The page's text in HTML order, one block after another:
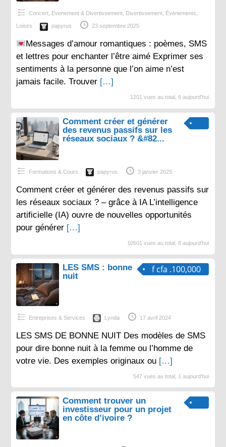
Concert, Evenement & Divertissement, Divertissement, Événements,
Loisirs papyrus 23 septembre 2025
Messages d’amour romantiques : poèmes, SMS
et lettres pour enchanter l’être aimé Exprimer ses
sentiments à la personne que l’on aime n’est
jamais facile. Trouver […]
1201 vues au total, 6 aujourd'hui
Comment créer et générer
des revenus passifs sur les
réseaux sociaux ? &#82...
Formations & Cours papyrus 3 janvier 2025
Comment créer et générer des revenus passifs sur
les réseaux sociaux ? – grâce à IA L’intelligence
artificielle (IA) ouvre de nouvelles opportunités
pour générer […]
10501 vues au total, 8 aujourd'hui
f cfa .100,000
LES SMS : bonne
nuit
Entreprises & Services Lynda 17 avril 2024
LES SMS DE BONNE NUIT Des modèles de SMS
pour dire bonne nuit à la femme ou l’homme de
votre vie. Des exemples originaux ou […]
547 vues au total, 1 aujourd'hui
Comment trouver un
investisseur pour un projet
en côte d’ivoire ?